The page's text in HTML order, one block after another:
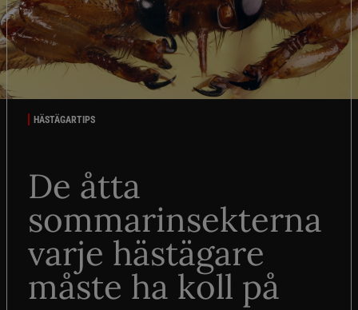
HÄSTÄGARTIPS
De åtta
sommarinsekterna
varje hästägare
måste ha koll på